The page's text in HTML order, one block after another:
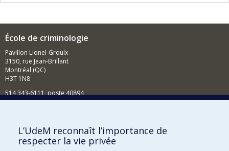
École de criminologie
Pavillon Lionel-Groulx
3150, rue Jean-Brillant
Montréal (QC)
H3T 1N8
514 343-6111, poste 40894
Comment soutenir l'École?
BESOIN D'AIDE?
L’UdeM reconnaît l’importance de
respecter la vie privée